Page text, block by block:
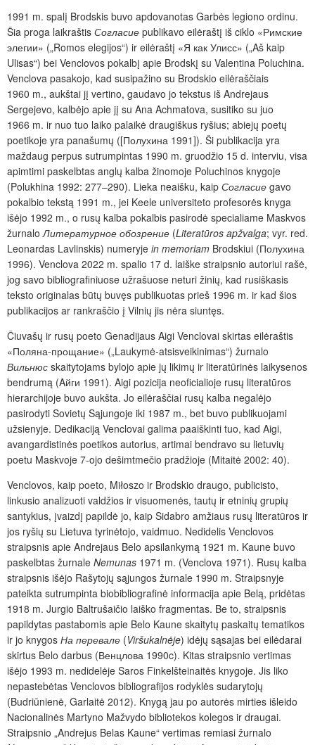
1991 m. spalį Brodskis buvo apdovanotas Garbės legiono ordinu.
Šia proga laikraštis Согласие publikavo eilėraštį iš ciklo «Римские
элегии» („Romos elegijos“) ir eilėraštį «Я как Улисс» („Aš kaip
Ulisas“) bei Venclovos pokalbį apie Brodskį su Valentina Poluchina.
Venclova pasakojo, kad susipažino su Brodskio eilėraščiais
1960 m., aukštai jį vertino, gaudavo jo tekstus iš Andrejaus
Sergejevo, kalbėjo apie jį su Ana Achmatova, susitiko su juo
1966 m. ir nuo tuo laiko palaikė draugiškus ryšius; abiejų poetų
poetikoje yra panašumų ([Полухина 1991]). Ši publikacija yra
maždaug perpus sutrumpintas 1990 m. gruodžio 15 d. interviu, visa
apimtimi paskelbtas anglų kalba žinomoje Poluchinos knygoje
(Polukhina 1992: 277–290). Lieka neaišku, kaip Согласие gavo
pokalbio tekstą 1991 m., jei Keele universiteto profesorės knyga
išėjo 1992 m., o rusų kalba pokalbis pasirodė specialiame Maskvos
žurnalo Литературное обозрение (Literatūros apžvalga; vyr. red.
Leonardas Lavlinskis) numeryje in memoriam Brodskiui (Полухина
1996). Venclova 2022 m. spalio 17 d. laiške straipsnio autoriui rašė,
jog savo bibliografiniuose užrašuose neturi žinių, kad rusiškasis
teksto originalas būtų buvęs publikuotas prieš 1996 m. ir kad šios
publikacijos ar rankraščio į Vilnių jis nėra siuntęs.
Čiuvašų ir rusų poeto Genadijaus Aigi Venclovai skirtas eilėraštis
«Поляна-прощание» („Laukymė-atsisveikinimas“) žurnalo
Вильнюс skaitytojams bylojo apie jų likimų ir literatūrinės laikysenos
bendrumą (Aйги 1991). Aigi pozicija neoficialioje rusų literatūros
hierarchijoje buvo aukšta. Jo eilėraščiai rusų kalba negalėjo
pasirodyti Sovietų Sąjungoje iki 1987 m., bet buvo publikuojami
užsienyje. Dedikaciją Venclovai galima paaiškinti tuo, kad Aigi,
avangardistinės poetikos autorius, artimai bendravo su lietuvių
poetu Maskvoje 7-ojo dešimtmečio pradžioje (Mitaitė 2002: 40).
Venclovos, kaip poeto, Miłoszo ir Brodskio draugo, publicisto,
linkusio analizuoti valdžios ir visuomenės, tautų ir etninių grupių
santykius, įvaizdį papildė jo, kaip Sidabro amžiaus rusų literatūros ir
jos ryšių su Lietuva tyrinėtojo, vaidmuo. Nedidelis Venclovos
straipsnis apie Andrejaus Belo apsilankymą 1921 m. Kaune buvo
paskelbtas žurnale Nemunas 1971 m. (Venclova 1971). Rusų kalba
straipsnis išėjo Rašytojų sąjungos žurnale 1990 m. Straipsnyje
pateikta sutrumpinta biobibliografinė informacija apie Belą, pridėtas
1918 m. Jurgio Baltrušaičio laiško fragmentas. Be to, straipsnis
papildytas pastabomis apie Belo Kaune skaitytų paskaitų tematikos
ir jo knygos На перевале (Viršukalnėje) idėjų sąsajas bei eilėdarai
skirtus Belo darbus (Венцлова 1990c). Kitas straipsnio vertimas
išėjo 1993 m. nedidelėje Saros Finkelšteinaitės knygoje. Jis liko
nepastebėtas Venclovos bibliografijos rodyklės sudarytojų
(Budriūnienė, Garlaitė 2012). Knygą jau po autorės mirties išleido
Nacionalinės Martyno Mažvydo bibliotekos kolegos ir draugai.
Straipsnio „Andrejus Belas Kaune“ vertimas remiasi žurnalo